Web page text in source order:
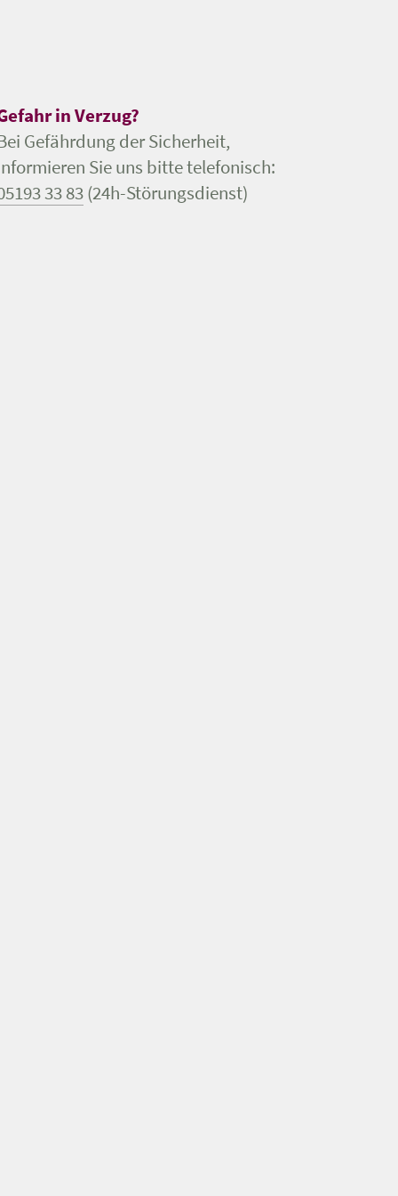
in Verzug?
Gefährdung der Sicherheit,
Sie uns bitte telefonisch:
33 83(24h-Störungsdienst)